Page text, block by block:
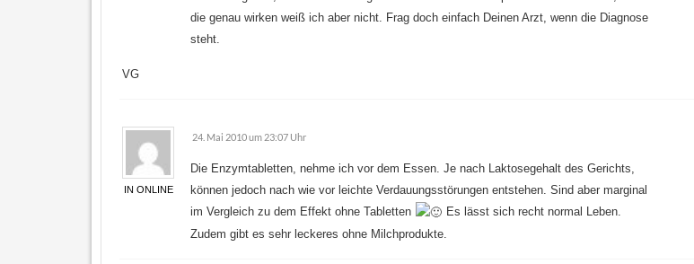
die genau wirken weiß ich aber nicht. Frag doch einfach Deinen Arzt, wenn die Diagnose
steht.
VG
IN ONLINE
24. Mai 2010 um 23:07 Uhr
Die Enzymtabletten, nehme ich vor dem Essen. Je nach Laktosegehalt des Gerichts,
können jedoch nach wie vor leichte Verdauungsstörungen entstehen. Sind aber marginal
im Vergleich zu dem Effekt ohne Tabletten
Es lässt sich recht normal Leben.
Zudem gibt es sehr leckeres ohne Milchprodukte.